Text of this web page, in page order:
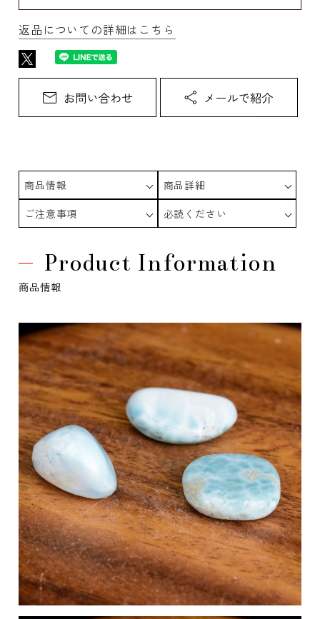
返品についての詳細はこちら
商品情報
商品詳細
ご注意事項
必読ください
Product Information
商品情報